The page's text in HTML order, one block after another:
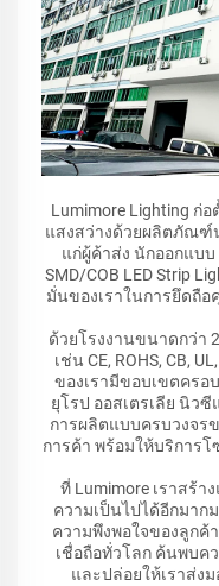
Lumimore Lighting ก่
แสงสว่างด้วยผลิตภัณฑ์
แก่ผู้ค้าส่ง นักออกแบ
SMD/COB LED Strip
มั่นของเราในการยึดถื
ด้วยโรงงานขนาดกว่า
เช่น CE, ROHS, CB,
ของเรามีขอบเขตครอ
ยุโรป ออสเตรเลีย นิว
การผลิตแบบครบวงจร
การค้า พร้อมให้บริการ
ที่ Lumimore เราสร้า
ความเป็นไปได้อีกมา
ความพึงพอใจของลูกค้
เชื่อถือทั่วโลก ค้นพบค
และปล่อยให้เราส่